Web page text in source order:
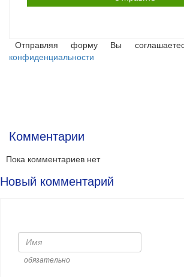
Отправляя форму Вы
конфиденциальности
Комментарии
Пока комментариев нет
Новый комментарий
Имя
обязательно